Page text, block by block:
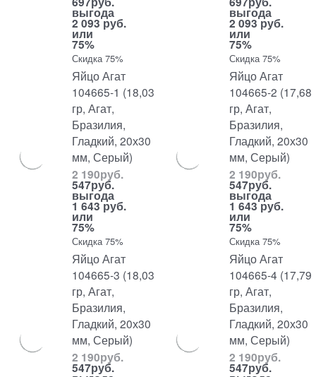
выгода
2 093 руб.
или
75%
Скидка 75%
выгода
2 093 руб.
или
75%
Скидка 75%
Яйцо Агат
104665-1 (18,03
гр, Агат,
Бразилия,
Гладкий, 20х30
мм, Серый)
2 190руб.
547руб.
выгода
1 643 руб.
или
75%
Скидка 75%
Яйцо Агат
104665-2 (17,68
гр, Агат,
Бразилия,
Гладкий, 20х30
мм, Серый)
2 190руб.
547руб.
выгода
1 643 руб.
или
75%
Скидка 75%
Яйцо Агат
104665-3 (18,03
гр, Агат,
Бразилия,
Гладкий, 20х30
мм, Серый)
2 190руб.
547руб.
Яйцо Агат
104665-4 (17,79
гр, Агат,
Бразилия,
Гладкий, 20х30
мм, Серый)
2 190руб.
547руб.